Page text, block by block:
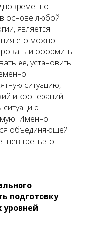
основе любой
является
его можно
и оформить
ее, установить
ситуацию,
и коопераций,
ситуацию
Именно
объединяющей
третьего
подготовку
уровней: